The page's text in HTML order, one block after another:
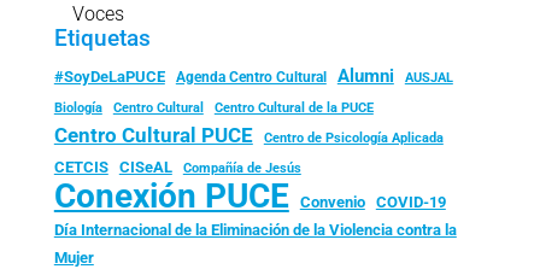
Voces
Etiquetas
#SoyDeLaPUCE Agenda Centro Cultural Alumni
AUSJAL
Biología
Centro Cultural Centro Cultural de la PUCE
Centro Cultural PUCE Centro de Psicología Aplicada
CETCIS CISeAL Compañía de Jesús
Conexión PUCE Convenio
COVID-19
Día Internacional de la Eliminación de la Violencia contra la
Mujer